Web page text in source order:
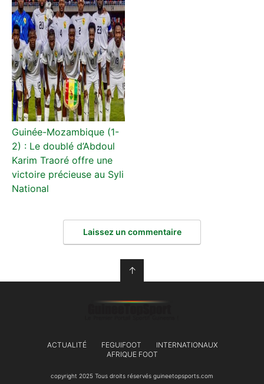
Guinée-Mozambique (1-
2) : Le doublé d’Abdoul
Karim Traoré offre une
victoire précieuse au Syli
National
Laissez un commentaire
↑
ACTUALITÉ FEGUIFOOT
INTERNATIONAUX
AFRIQUE FOOT
copyright 2025 Tous droits réservés guineetopsports.com